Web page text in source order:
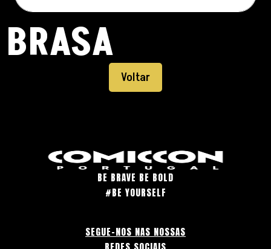
BRASA
Voltar
BE BRAVE BE BOLD
#BE YOURSELF
SEGUE-NOS NAS NOSSAS